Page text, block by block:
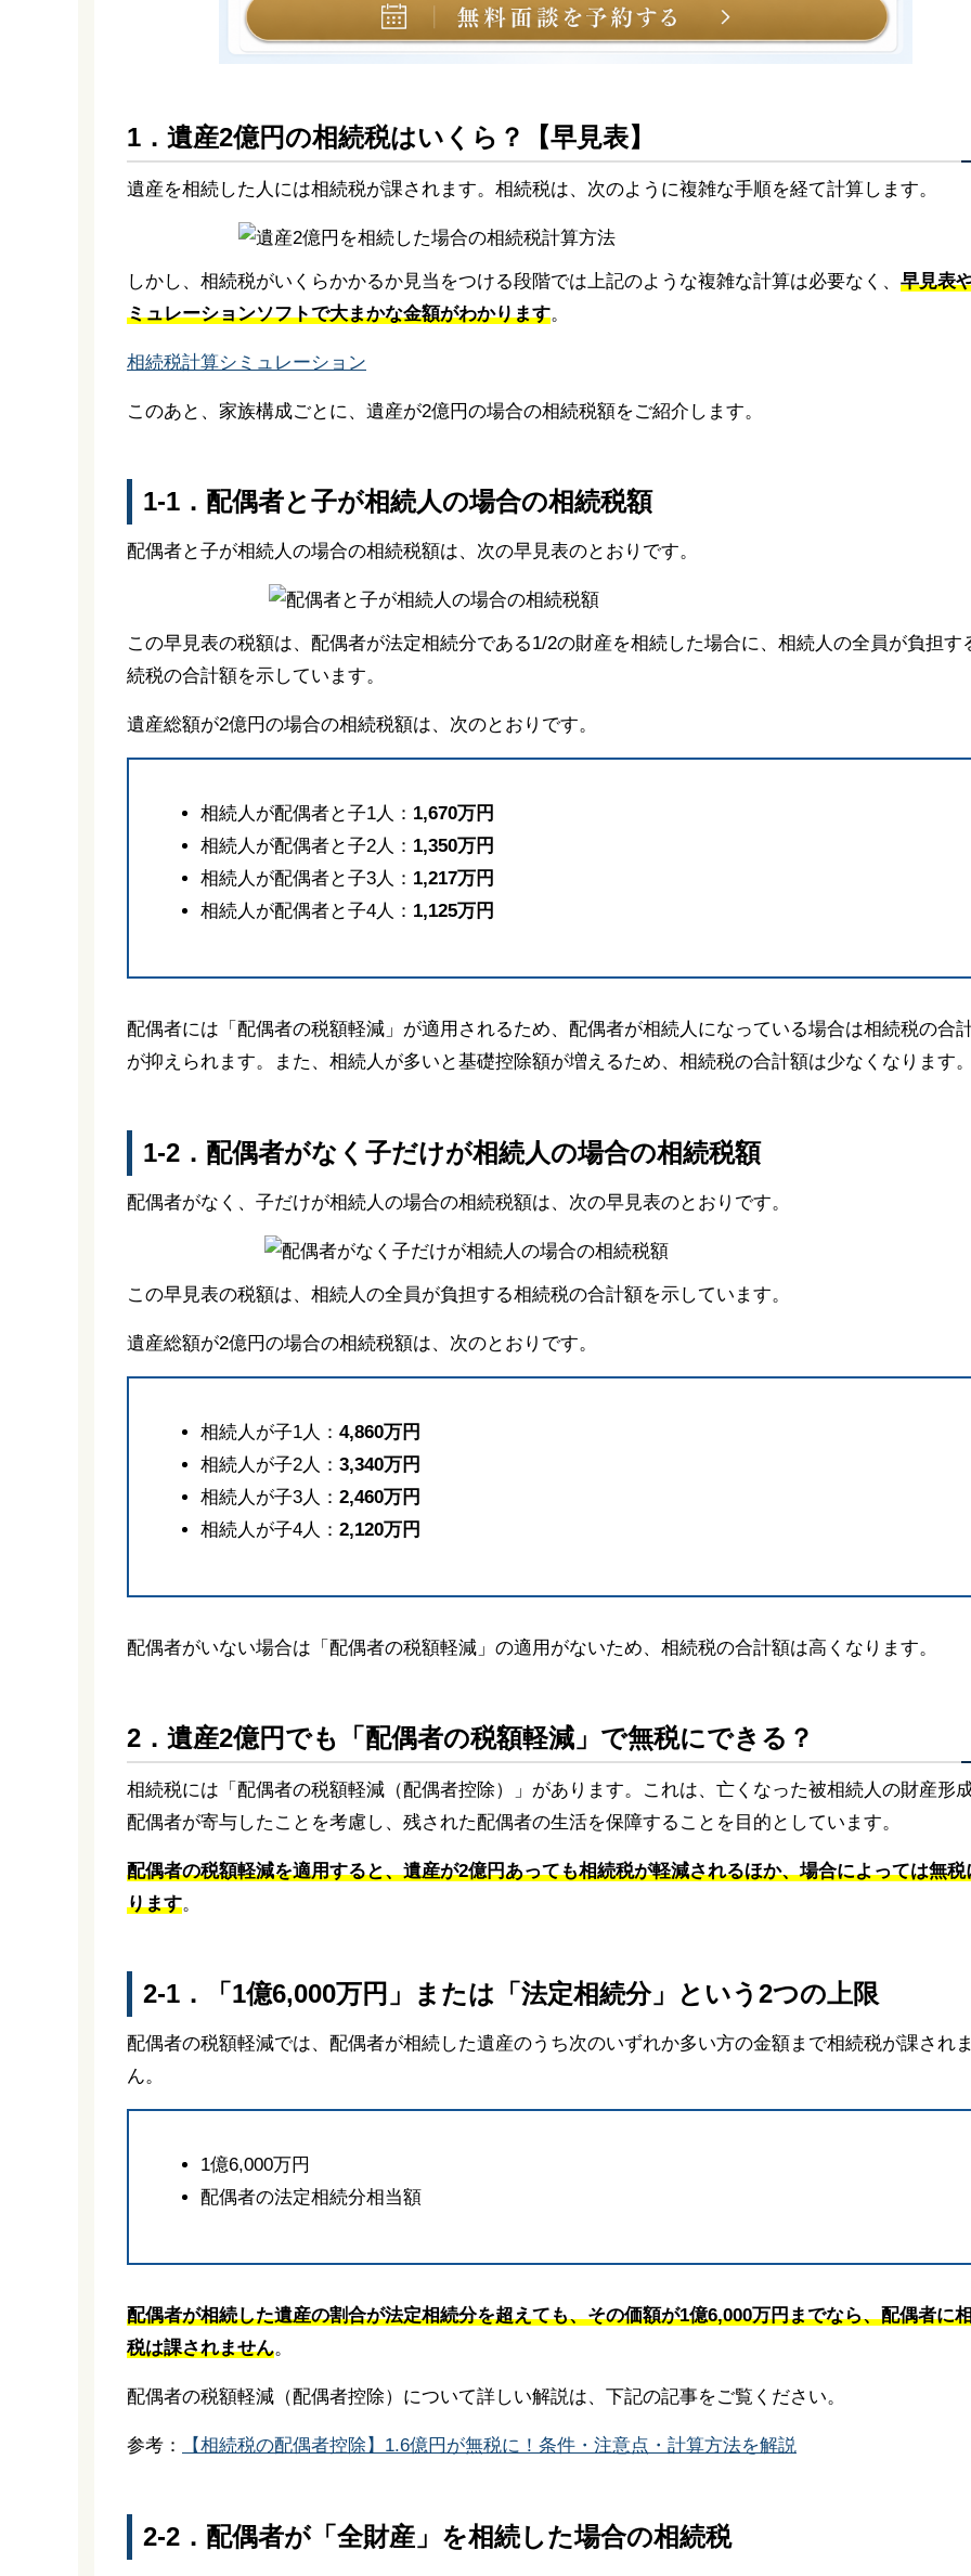
1．遺産2億円の相続税はいくら？【早見表】
遺産を相続した人には相続税が課されます。相続税は、次のように複雑な手順を経て計算します。
しかし、相続税がいくらかかるか見当をつける段階では上記のような複雑な計算は必要なく、 早見表
ミュレーションソフトで大まかな金額がわかります。
相続税計算シミュレーション
このあと、家族構成ごとに、遺産が2億円の場合の相続税額をご紹介します。
1-1．配偶者と子が相続人の場合の相続税額
配偶者と子が相続人の場合の相続税額は、次の早見表のとおりです。
この早見表の税額は、配偶者が法定相続分である1/2の財産を相続した場合に、相続人の全員が負担す
続税の合計額を示しています。
遺産総額が2億円の場合の相続税額は、次のとおりです。
相続人が配偶者と子1人： 1,670万円
相続人が配偶者と子2人： 1,350万円
相続人が配偶者と子3人： 1,217万円
相続人が配偶者と子4人： 1,125万円
配偶者には「配偶者の税額軽減」が適用されるため、配偶者が相続人になっている場合は相続税の合
が抑えられます。また、相続人が多いと基礎控除額が増えるため、相続税の合計額は少なくなります
1-2．配偶者がなく子だけが相続人の場合の相続税額
配偶者がなく、子だけが相続人の場合の相続税額は、次の早見表のとおりです。
この早見表の税額は、相続人の全員が負担する相続税の合計額を示しています。
遺産総額が2億円の場合の相続税額は、次のとおりです。
相続人が子1人： 4,860万円
相続人が子2人： 3,340万円
相続人が子3人： 2,460万円
相続人が子4人： 2,120万円
配偶者がいない場合は「配偶者の税額軽減」の適用がないため、相続税の合計額は高くなります。
2．遺産2億円でも「配偶者の税額軽減」で無税にできる？
相続税には「配偶者の税額軽減（配偶者控除）」があります。これは、亡くなった被相続人の財産形
配偶者が寄与したことを考慮し、残された配偶者の生活を保障することを目的としています。
配偶者の税額軽減を適用すると、遺産が2億円あっても相続税が軽減されるほか、場合によっては無税
ります。
2-1．「1億6,000万円」または「法定相続分」という2つの上限
配偶者の税額軽減では、配偶者が相続した遺産のうち次のいずれか多い方の金額まで相続税が課され
ん。
1億6,000万円
配偶者の法定相続分相当額
配偶者が相続した遺産の割合が法定相続分を超えても、その価額が1億6,000万円までなら、配偶者に
税は課されません。
配偶者の税額軽減（配偶者控除）について詳しい解説は、下記の記事をご覧ください。
参考： 【相続税の配偶者控除】1.6億円が無税に！条件・注意点・計算方法を解説
2-2．配偶者が「全財産」を相続した場合の相続税